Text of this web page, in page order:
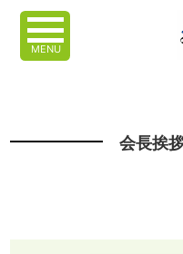
MENU
会長挨